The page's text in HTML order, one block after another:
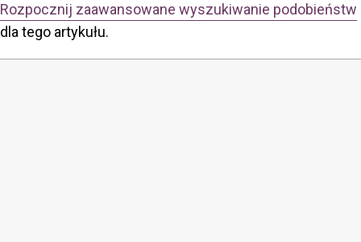
Rozpocznij zaawansowane wyszukiwanie podobieństw
dla tego artykułu.